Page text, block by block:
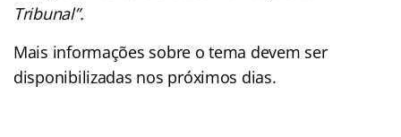
Tribunal”.
Mais informações sobre o tema devem ser
disponibilizadas nos próximos dias.